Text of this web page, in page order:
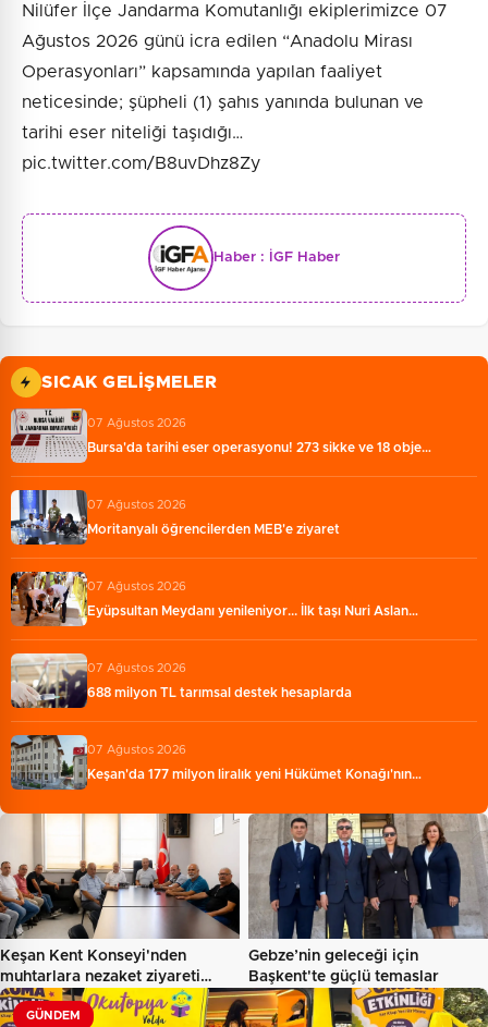
Nilüfer İlçe Jandarma Komutanlığı ekiplerimizce 07
Ağustos 2026 günü icra edilen “Anadolu Mirası
Operasyonları” kapsamında yapılan faaliyet
neticesinde; şüpheli (1) şahıs yanında bulunan ve
tarihi eser niteliği taşıdığı…
pic.twitter.com/B8uvDhz8Zy
Haber : İGF Haber
SICAK GELIŞMELER
07 Ağustos 2026
Bursa'da tarihi eser operasyonu! 273 sikke ve 18 obje…
07 Ağustos 2026
Moritanyalı öğrencilerden MEB'e ziyaret
07 Ağustos 2026
Eyüpsultan Meydanı yenileniyor... İlk taşı Nuri Aslan…
07 Ağustos 2026
688 milyon TL tarımsal destek hesaplarda
07 Ağustos 2026
Keşan'da 177 milyon liralık yeni Hükümet Konağı'nın…
Keşan Kent Konseyi'nden
muhtarlara nezaket ziyareti…
Gebze’nin geleceği için
Başkent'te güçlü temaslar
GÜNDEM